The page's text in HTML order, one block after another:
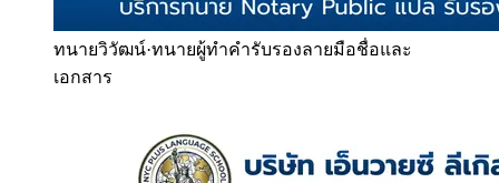
ทนายวิวัฒน์·ทนายผู้ทำคำรับรองลายมือชื่อและ
เอกสาร